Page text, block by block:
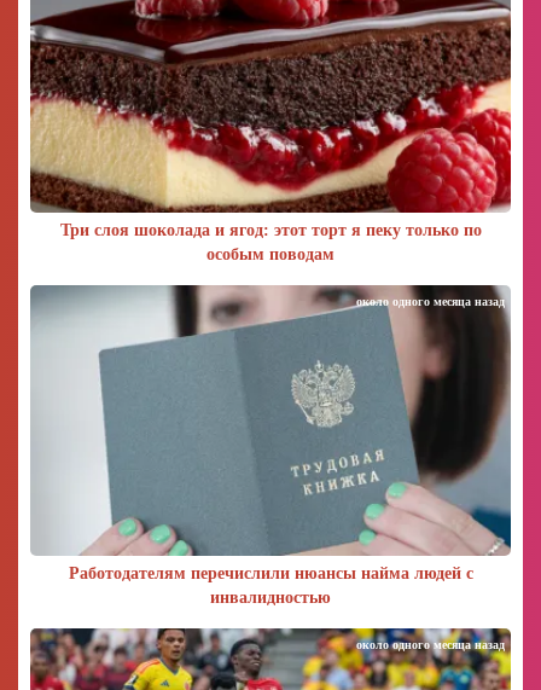
Три слоя шоколада и ягод: этот торт я пеку только по
особым поводам
Работодателям перечислили нюансы найма людей с
инвалидностью
около одного месяца назад
около одного месяца назад